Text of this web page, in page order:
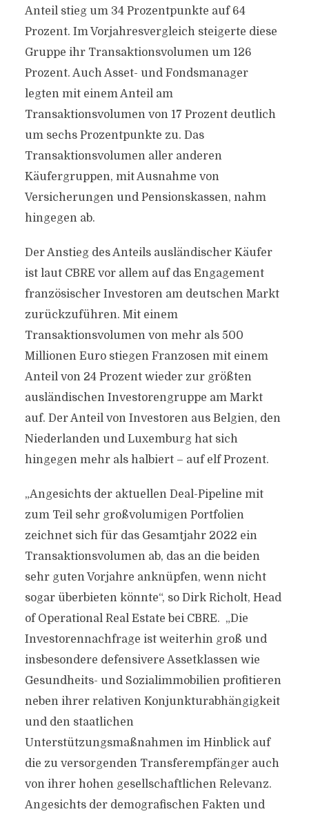
Anteil stieg um 34 Prozentpunkte auf 64
Prozent. Im Vorjahresvergleich steigerte diese
Gruppe ihr Transaktionsvolumen um 126
Prozent. Auch Asset- und Fondsmanager
legten mit einem Anteil am
Transaktionsvolumen von 17 Prozent deutlich
um sechs Prozentpunkte zu. Das
Transaktionsvolumen aller anderen
Käufergruppen, mit Ausnahme von
Versicherungen und Pensionskassen, nahm
hingegen ab.
Der Anstieg des Anteils ausländischer Käufer
ist laut CBRE vor allem auf das Engagement
französischer Investoren am deutschen Markt
zurückzuführen. Mit einem
Transaktionsvolumen von mehr als 500
Millionen Euro stiegen Franzosen mit einem
Anteil von 24 Prozent wieder zur größten
ausländischen Investorengruppe am Markt
auf. Der Anteil von Investoren aus Belgien, den
Niederlanden und Luxemburg hat sich
hingegen mehr als halbiert – auf elf Prozent.
„Angesichts der aktuellen Deal-Pipeline mit
zum Teil sehr großvolumigen Portfolien
zeichnet sich für das Gesamtjahr 2022 ein
Transaktionsvolumen ab, das an die beiden
sehr guten Vorjahre anknüpfen, wenn nicht
sogar überbieten könnte“, so Dirk Richolt, Head
of Operational Real Estate bei CBRE. „Die
Investorennachfrage ist weiterhin groß und
insbesondere defensivere Assetklassen wie
Gesundheits- und Sozialimmobilien profitieren
neben ihrer relativen Konjunkturabhängigkeit
und den staatlichen
Unterstützungsmaßnahmen im Hinblick auf
die zu versorgenden Transferempfänger auch
von ihrer hohen gesellschaftlichen Relevanz.
Angesichts der demografischen Fakten und